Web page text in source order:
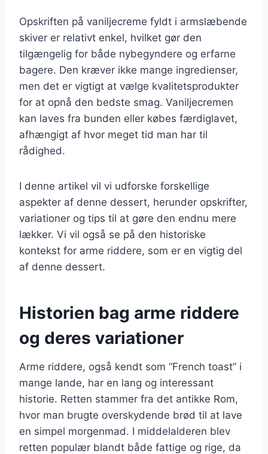
Opskriften på vaniljecreme fyldt i armslæbende
skiver er relativt enkel, hvilket gør den
tilgængelig for både nybegyndere og erfarne
bagere. Den kræver ikke mange ingredienser,
men det er vigtigt at vælge kvalitetsprodukter
for at opnå den bedste smag. Vaniljecremen
kan laves fra bunden eller købes færdiglavet,
afhængigt af hvor meget tid man har til
rådighed.
I denne artikel vil vi udforske forskellige
aspekter af denne dessert, herunder opskrifter,
variationer og tips til at gøre den endnu mere
lækker. Vi vil også se på den historiske
kontekst for arme riddere, som er en vigtig del
af denne dessert.
Historien bag arme riddere
og deres variationer
Arme riddere, også kendt som “French toast” i
mange lande, har en lang og interessant
historie. Retten stammer fra det antikke Rom,
hvor man brugte overskydende brød til at lave
en simpel morgenmad. I middelalderen blev
retten populær blandt både fattige og rige, da